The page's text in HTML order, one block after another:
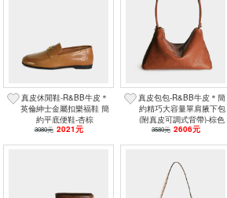
真皮休閒鞋-R&BB牛皮＊
英倫紳士金屬扣樂福鞋 簡
約平底便鞋-杏棕
3080元 2021元
真皮包包-R&BB牛皮＊簡
約精巧大容量單肩腋下包
(附真皮可調式背帶)-棕色
3580元 2606元